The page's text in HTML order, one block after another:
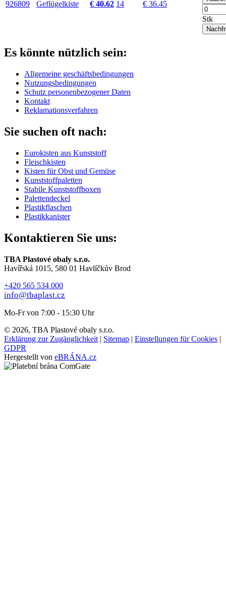
926809 Geflügelkiste € 40.62 14 € 36.45
Stk
Es könnte nützlich sein:
Allgemeine geschäftsbedingungen
Nutzungsbedingungen
Schutz personenbezogener Daten
Kontakt
Reklamationsverfahren
Sie suchen oft nach:
Eurokisten aus Kunststoff
Fleischkisten
Kisten für Obst und Gemüse
Kunststoffpaletten
Stabile Kunststoffboxen
Palettendeckel
Plastikflaschen
Plastikkanister
Kontaktieren Sie uns:
TBA Plastové obaly s.r.o.
Havířská 1015, 580 01 Havlíčkův Brod
+420 565 534 000
info@tbaplast.cz
Mo-Fr von 7:00 - 15:30 Uhr
© 2026, TBA Plastové obaly s.r.o.
Erklärung zur Zugänglichkeit | Sitemap | Einstellungen für Cookies |
GDPR
Hergestellt von eBRÁNA.cz